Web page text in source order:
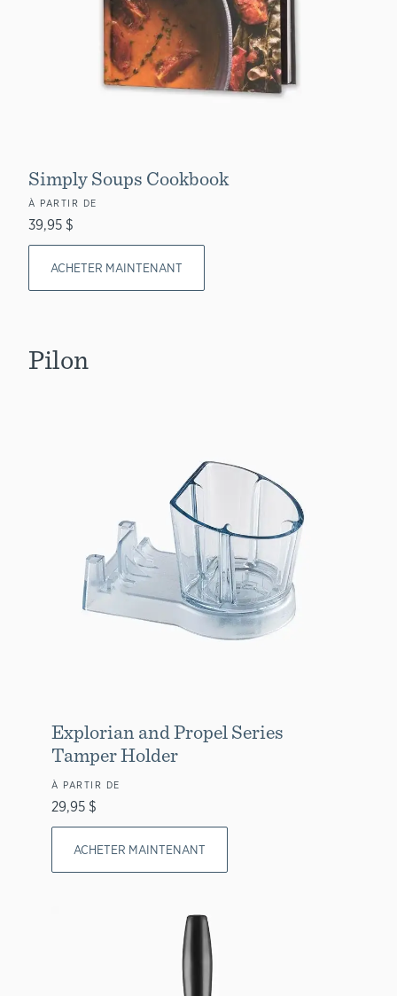
Simply Soups Cookbook
À PARTIR DE
39,95 $
ACHETER MAINTENANT
Pilon
Explorian and Propel Series
Tamper Holder
À PARTIR DE
29,95 $
ACHETER MAINTENANT